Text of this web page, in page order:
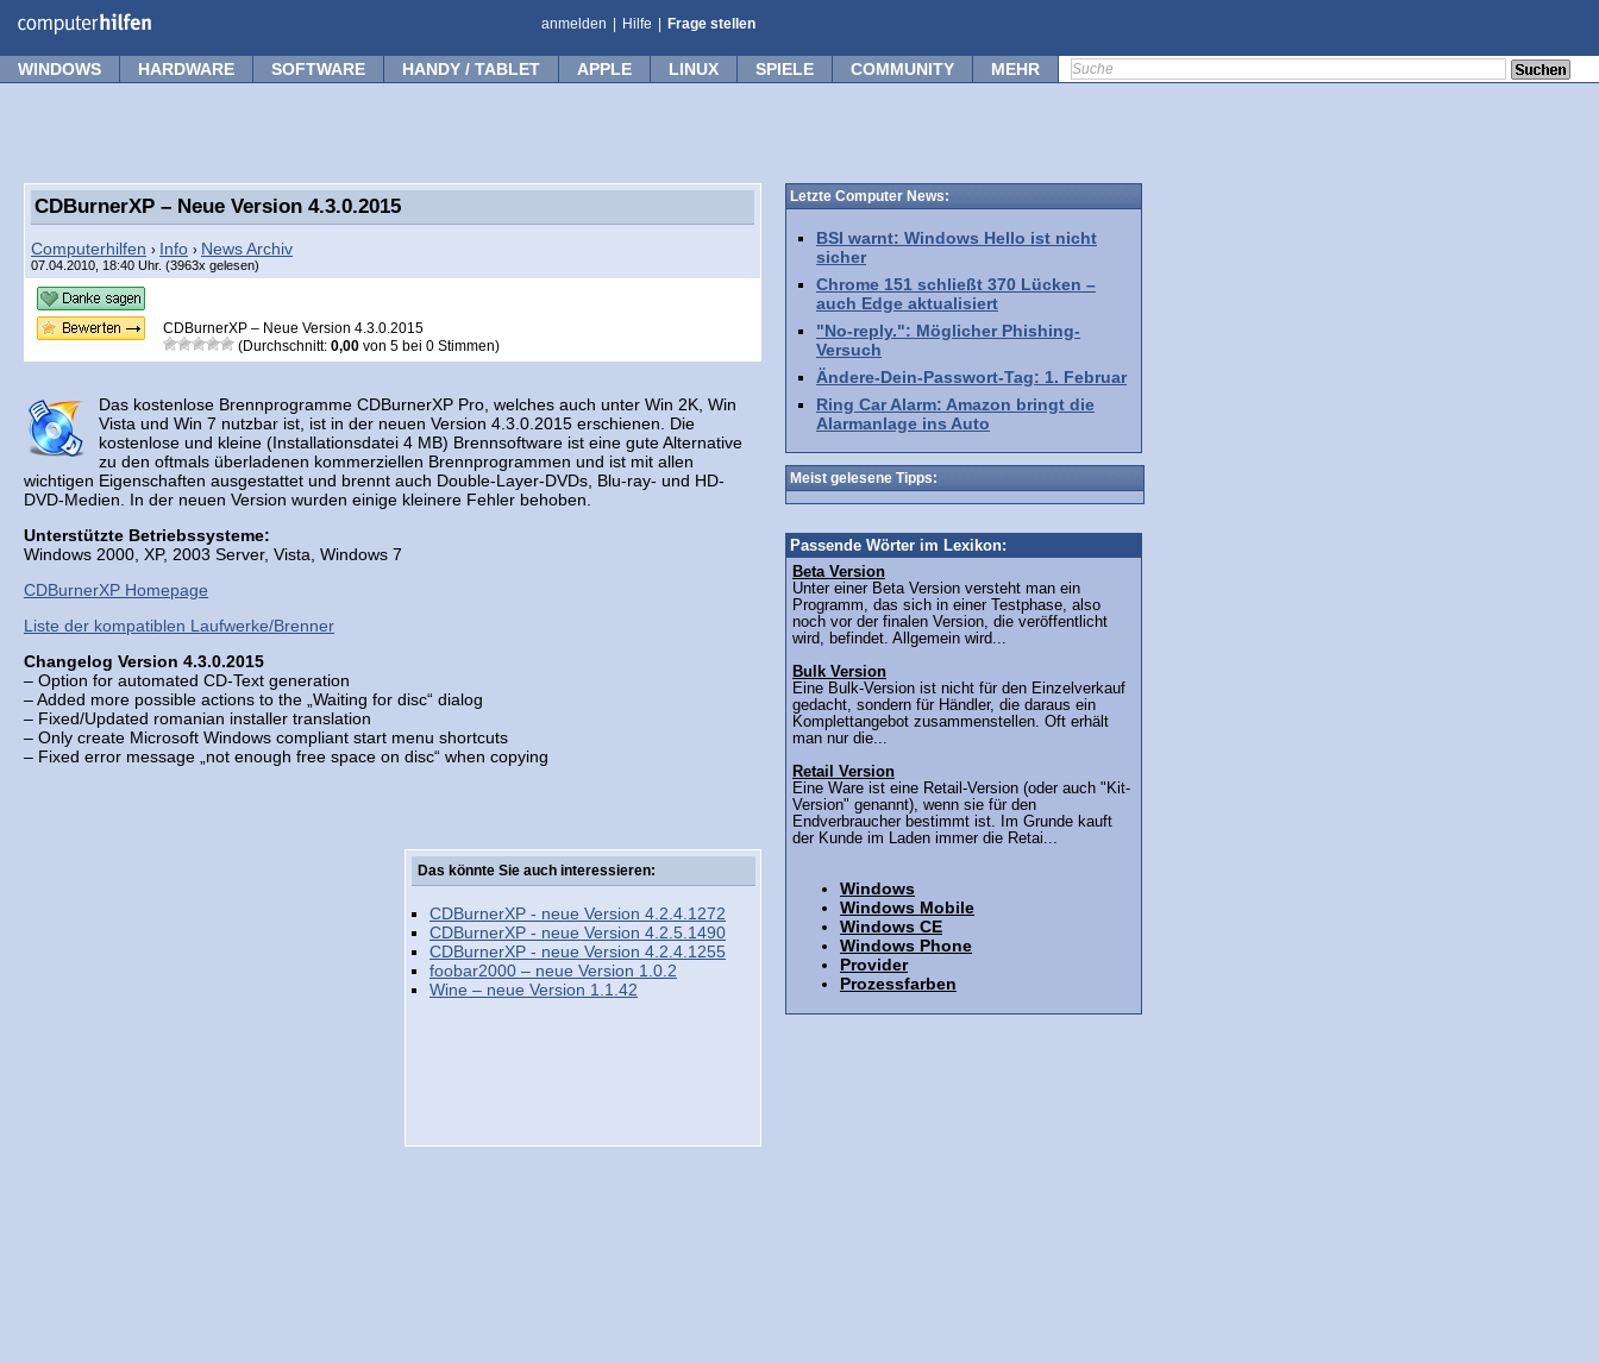
anmelden Hilfe Frage stellen
WINDOWS HARDWARE SOFTWARE HANDY / TABLET APPLE LINUX SPIELE COMMUNITY MEHR
CDBurnerXP – Neue Version 4.3.0.2015
Computerhilfen › Info › News Archiv
07.04.2010, 18:40 Uhr. (3963x gelesen)
CDBurnerXP – Neue Version 4.3.0.2015
(Durchschnitt: 0,00 von 5 bei 0 Stimmen)
Das kostenlose Brennprogramme CDBurnerXP Pro, welches auch unter Win 2K, Win
Vista und Win 7 nutzbar ist, ist in der neuen Version 4.3.0.2015 erschienen. Die
kostenlose und kleine (Installationsdatei 4 MB) Brennsoftware ist eine gute Alternative
zu den oftmals überladenen kommerziellen Brennprogrammen und ist mit allen
wichtigen Eigenschaften ausgestattet und brennt auch Double-Layer-DVDs, Blu-ray- und HD-
DVD-Medien. In der neuen Version wurden einige kleinere Fehler behoben.
Unterstützte Betriebssysteme:
Windows 2000, XP, 2003 Server, Vista, Windows 7
CDBurnerXP Homepage
Liste der kompatiblen Laufwerke/Brenner
Changelog Version 4.3.0.2015
– Option for automated CD-Text generation
– Added more possible actions to the „Waiting for disc“ dialog
– Fixed/Updated romanian installer translation
– Only create Microsoft Windows compliant start menu shortcuts
– Fixed error message „not enough free space on disc“ when copying
Das könnte Sie auch interessieren:
CDBurnerXP - neue Version 4.2.4.1272
CDBurnerXP - neue Version 4.2.5.1490
CDBurnerXP - neue Version 4.2.4.1255
foobar2000 – neue Version 1.0.2
Wine – neue Version 1.1.42
Letzte Computer News:
BSI warnt: Windows Hello ist nicht
sicher
Chrome 151 schließt 370 Lücken –
auch Edge aktualisiert
"No-reply.": Möglicher Phishing-
Versuch
Ändere-Dein-Passwort-Tag: 1. Februar
Ring Car Alarm: Amazon bringt die
Alarmanlage ins Auto
Meist gelesene Tipps:
Passende Wörter im Lexikon:
Beta Version
Unter einer Beta Version versteht man ein
Programm, das sich in einer Testphase, also
noch vor der finalen Version, die veröffentlicht
wird, befindet. Allgemein wird...
Bulk Version
Eine Bulk-Version ist nicht für den Einzelverkauf
gedacht, sondern für Händler, die daraus ein
Komplettangebot zusammenstellen. Oft erhält
man nur die...
Retail Version
Eine Ware ist eine Retail-Version (oder auch "Kit-
Version" genannt), wenn sie für den
Endverbraucher bestimmt ist. Im Grunde kauft
der Kunde im Laden immer die Retai...
Windows
Windows Mobile
Windows CE
Windows Phone
Provider
Prozessfarben